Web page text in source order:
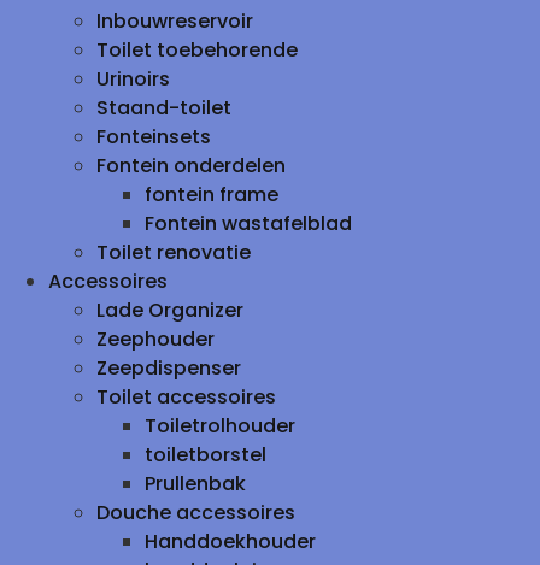
Inbouwreservoir
Toilet toebehorende
Urinoirs
Staand-toilet
Fonteinsets
Fontein onderdelen
fontein frame
Fontein wastafelblad
Toilet renovatie
Accessoires
Lade Organizer
Zeephouder
Zeepdispenser
Toilet accessoires
Toiletrolhouder
toiletborstel
Prullenbak
Douche accessoires
Handdoekhouder